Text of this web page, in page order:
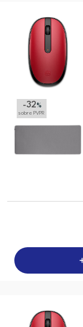
-32 %
sobre PVPR